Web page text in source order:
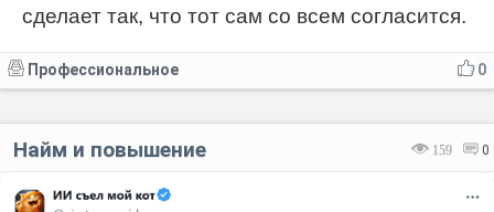
сделает так, что тот сам со всем согласится.
0
Профессиональное
159 0
Найм и повышение